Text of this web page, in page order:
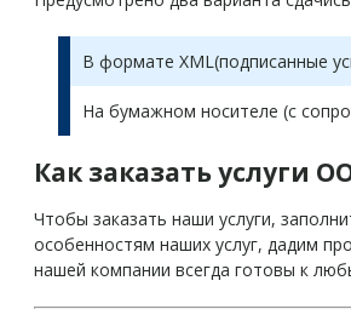
В формате XML(подписанные
На бумажном носителе (с
Как заказать услуги
Чтобы заказать наши услуги,
особенностям наших услуг, дадим
нашей компании всегда готовы к